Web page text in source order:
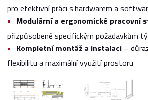
pro efektivní práci s hardwarem a
Modulární a ergonomické pracovní
přizpůsobené specifickým požadavkům
Kompletní montáž a instalaci –
flexibilitu a maximální využití prostoru